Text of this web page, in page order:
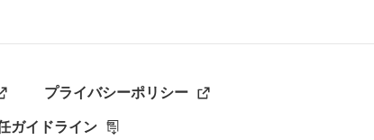
プライバシーポリシー
ガイドライン